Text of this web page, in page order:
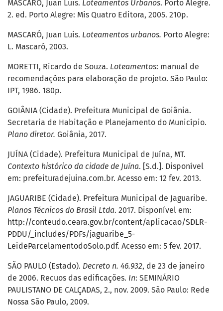
MASCARÓ, Juan Luis. Loteamentos Urbanos. Porto Alegre.
2. ed. Porto Alegre: Mis Quatro Editora, 2005. 210p.
MASCARÓ, Juan Luis. Loteamentos urbanos. Porto Alegre:
L. Mascaró, 2003.
MORETTI, Ricardo de Souza. Loteamentos: manual de
recomendações para elaboração de projeto. São Paulo:
IPT, 1986. 180p.
GOIÂNIA (Cidade). Prefeitura Municipal de Goiânia.
Secretaria de Habitação e Planejamento do Município.
Plano diretor. Goiânia, 2017.
JUÍNA (Cidade). Prefeitura Municipal de Juína, MT.
Contexto histórico da cidade de Juína. [S.d.]. Disponível
em: prefeituradejuina.com.br. Acesso em: 12 fev. 2013.
JAGUARIBE (Cidade). Prefeitura Municipal de Jaguaribe.
Planos Técnicos do Brasil Ltda. 2017. Disponível em:
http://conteudo.ceara.gov.br/content/aplicacao/SDLR-
PDDU/_includes/PDFs/jaguaribe_5-
LeideParcelamentodoSolo.pdf. Acesso em: 5 fev. 2017.
SÃO PAULO (Estado). Decreto n. 46.932, de 23 de janeiro
de 2006. Recuos das edificações. In: SEMINÁRIO
PAULISTANO DE CALÇADAS, 2., nov. 2009. São Paulo: Rede
Nossa São Paulo, 2009.